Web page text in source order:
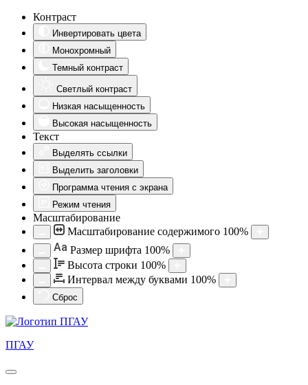
Контраст
Инвертировать цвета
Монохромный
Темный контраст
Светлый контраст
Низкая насыщенность
Высокая насыщенность
Текст
Выделять ссылки
Выделить заголовки
Программа чтения с экрана
Режим чтения
Масштабирование
Масштабирование содержимого 100%
Aa Размер шрифта 100%
Высота строки 100%
Интервал между буквами 100%
Сброс
ПГАУ